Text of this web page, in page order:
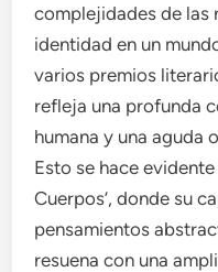
complejidades de las
identidad en un
varios premios
refleja una profunda
humana y una aguda
Esto se hace
Cuerpos’, donde su
pensamientos
resuena con una